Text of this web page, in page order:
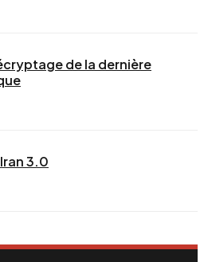
de la dernière
3.0